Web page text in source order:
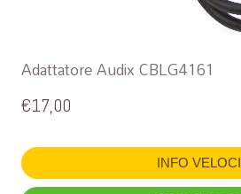
Adattatore Audix CBLG4161
€17,00
INFO VELOCI